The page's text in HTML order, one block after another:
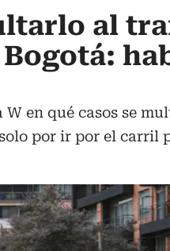
al
en qué casos se
por ir por el carril